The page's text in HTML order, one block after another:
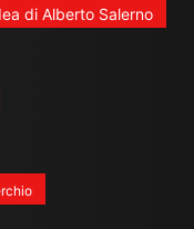
di Alberto Salerno